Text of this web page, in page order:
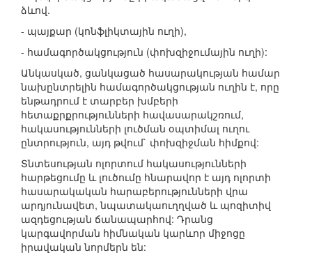
ձևով.
- պայքար (կոնֆլիկտային ուղի),
- համագործակցություն (փոխզիջումային ուղի):
Անկասկած, ցանկացած հասարակության համար
նախընտրելին համագործակցության ուղին է, որը
ենթադրում է տարբեր խմբերի
հետաքրքրությունների հավասարակշռում,
հակասությունների լուծման օպտիմալ ուղու
ընտրություն, այդ թվում` փոխզիջման հիմքով:
Տնտեսության ոլորտում հակասությունների
հարթեցումը և լուծումը հնարավոր է այդ ոլորտի
հասարակական հարաբերությունների վրա
արդյունավետ, նպատակաուղղված և պոզիտիվ
ազդեցության ճանապարհով: Դրանց
կարգավորման հիմնական կարևոր միջոցը
իրավական նորմերն են: